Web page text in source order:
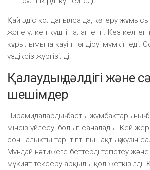
Қай әдіс қолданылса да, көтеру жұмысы
және үлкен күшті талап етті. Кез келген
құрылымына қауіп төндіруі мүмкін еді.
үздіксіз жүргізілді.
Қалаудың дәлдігі және
шешімдер
Пирамидалардың басты жұмбақтарының
мінсіз үйлесуі болып саналады. Кей
соншалықты тар, тіпті пышақтың жүзін
Мұндай нәтижеге беттерді тегістеу
мұқият тексеру арқылы қол